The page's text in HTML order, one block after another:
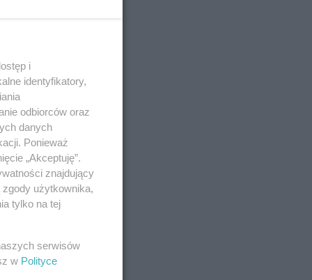
i
identyfikatory,
odbiorców oraz
danych
Ponieważ
„Akceptuję”.
znajdujący
użytkownika,
tylko na tej
serwisów
w Polityce